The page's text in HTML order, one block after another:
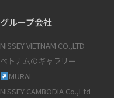
グループ会社
NISSEY VIETNAM CO.,LTD
ベトナムのギャラリー
MURAI
NISSEY CAMBODIA Co.,Ltd